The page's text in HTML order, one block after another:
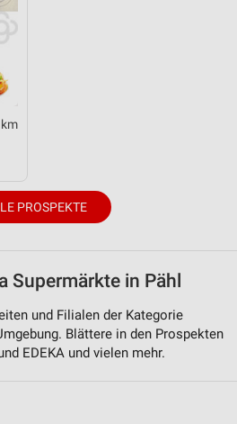
PROSPEKTE
Supermärkte in Pähl
und Filialen der Kategorie
Blättere in den Prospekten
EDEKA und vielen mehr.